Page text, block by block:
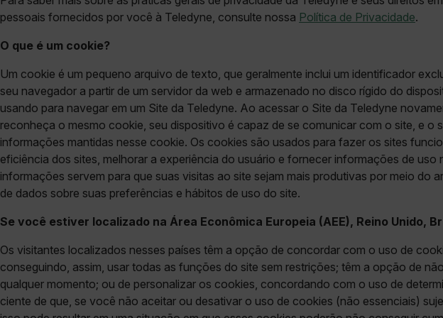
pessoais fornecidos por você à Teledyne, consulte nossa Política de Privacidade.
O que é um cookie?
Um cookie é um pequeno arquivo de texto, que geralmente inclui um identificador
seu navegador a partir de um servidor da web e armazenado no disco rígido do
usando para navegar em um Site da Teledyne. Ao acessar o Site da Teledyne
reconheça o mesmo cookie, seu dispositivo é capaz de se comunicar com o site, e o
informações mantidas nesse cookie. Os cookies são usados para fazer os sites
eficiência dos sites, melhorar a experiência do usuário e fornecer informações de uso
informações servem para que suas visitas ao site sejam mais produtivas por meio do
de dados sobre suas preferências e hábitos de uso do site.
Se você estiver localizado na Área Econômica Europeia (AEE), Reino Unido,
Os visitantes localizados nesses países têm a opção de concordar com o uso de
conseguindo, assim, usar todas as funções do site sem restrições; têm a opção de
qualquer momento; ou de personalizar os cookies, concordando com o uso de
ciente de que, se você não aceitar ou desativar o uso de cookies (não essenciais)